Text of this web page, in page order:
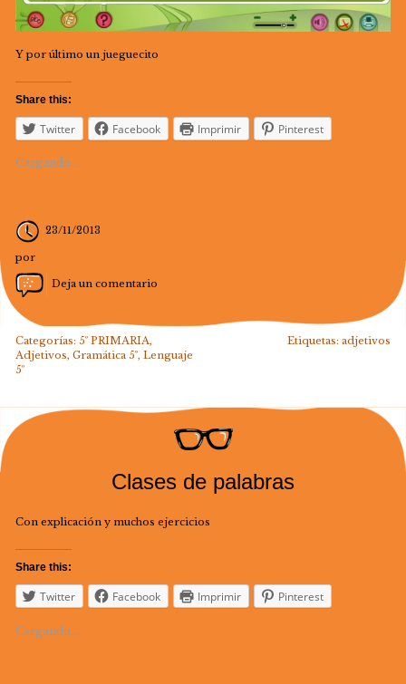
Y por último un jueguecito
Share this:
Twitter Facebook Imprimir Pinterest
Cargando...
23/11/2013
por
Deja un comentario
Categorías: 5º PRIMARIA,
Adjetivos, Gramática 5º, Lenguaje
5º
Etiquetas:adjetivos
Clases de palabras
Con explicación y muchos ejercicios
Share this:
Twitter Facebook Imprimir Pinterest
Cargando...